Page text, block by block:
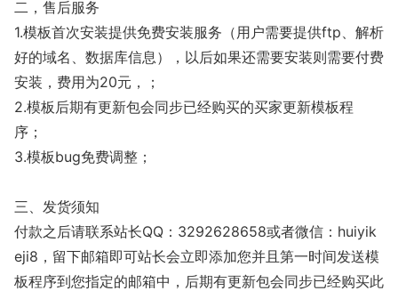
二，售后服务
1.模板首次安装提供免费安装服务（用户需要提供ftp、解析
好的域名、数据库信息），以后如果还需要安装则需要付费
安装，费用为20元，；
2.模板后期有更新包会同步已经购买的买家更新模板程
序；
3.模板bug免费调整；
三、发货须知
付款之后请联系站长QQ：3292628658或者微信：huiyik
eji8，留下邮箱即可站长会立即添加您并且第一时间发送模
板程序到您指定的邮箱中，后期有更新包会同步已经购买此